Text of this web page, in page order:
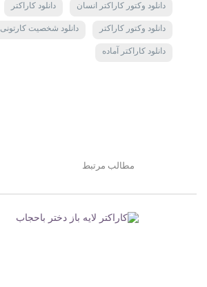
دانلود وکتور کاراکتر انسان دانلود کاراکتر
دانلود وکتور کاراکتر دانلود شخصیت کارتونی
دانلود کاراکتر آماده
مطالب مرتبط